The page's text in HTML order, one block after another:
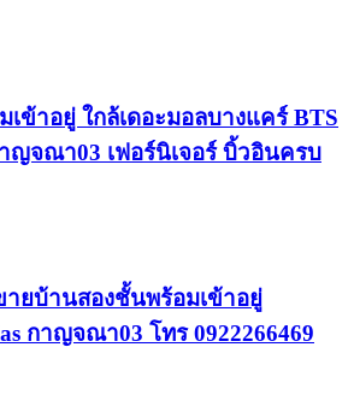
ข้าอยู่ ใกล้เดอะมอลบางแคร์ BTS
ญจณา03 เฟอร์นิเจอร์ บิ้วอินครบ
ายบ้านสองชั้นพร้อมเข้าอยู่
กาญจณา03 โทร 0922266469